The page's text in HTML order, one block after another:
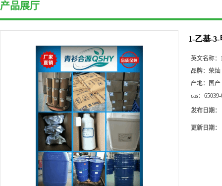
产品展厅
1-乙基-
英文名称：
品牌： 荣灿
产地：
国产
cas：
发布日期：
更新日期：